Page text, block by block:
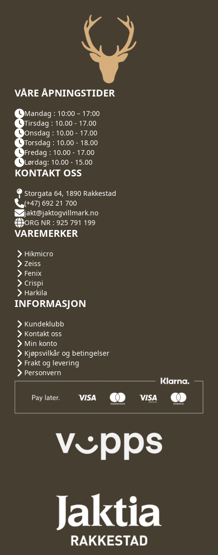
VÅRE ÅPNINGSTIDER
Mandag : 10:00 – 17:00
Tirsdag : 10.00 - 17.00
Onsdag : 10.00 - 17.00
Torsdag : 10.00 - 18.00
Fredag : 10.00 - 17.00
Lørdag: 10.00 - 15.00
KONTAKT OSS
Storgata 64, 1890 Rakkestad
(+47) 692 21 700
jakt@jaktogvillmark.no
ORG NR : 925 791 199
VAREMERKER
Hikmicro
Zeiss
Fenix
Crispi
Harkila
INFORMASJON
Kundeklubb
Kontakt oss
Min konto
Kjøpsvilkår og betingelser
Frakt og levering
Personvern